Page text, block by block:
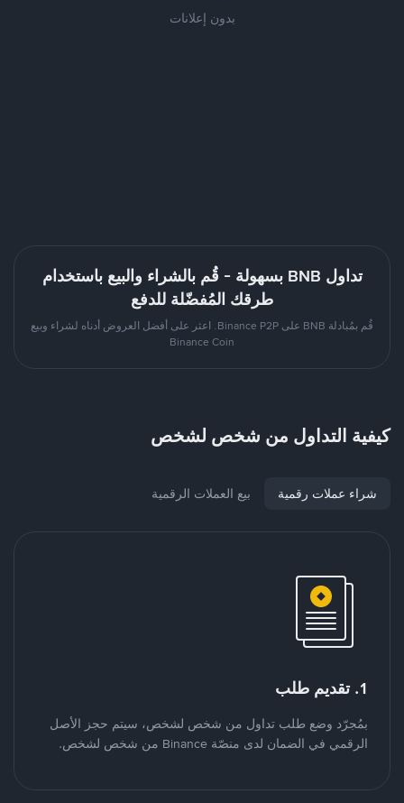
بدون إعلانات
تداول BNB بسهولة - قُم بالشراء والبيع باستخدام
طرقك المُفضّلة للدفع
قُم بمُبادلة BNB على Binance P2P. اعثر على أفضل العروض أدناه لشراء وبيع
Binance Coin
كيفية التداول من شخص لشخص
شراء عملات رقمية بيع العملات الرقمية
1. تقديم طلب
بمُجرّد وضع طلب تداول من شخص لشخص، سيتم حجز الأصل
الرقمي في الضمان لدى منصّة Binance من شخص لشخص.